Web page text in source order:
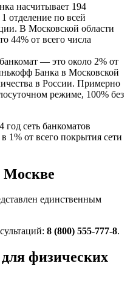
насчитывает 194
отделение по всей
В Московской области
44% от всего числа
— это около 2% от
Банка в Московской
в России. Примерно
режиме, 100% без
сеть банкоматов
1% от всего покрытия сети
Москве
единственным
8 (800) 555-777-8.
физических